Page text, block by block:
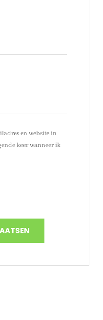
en website in
keer wanneer ik